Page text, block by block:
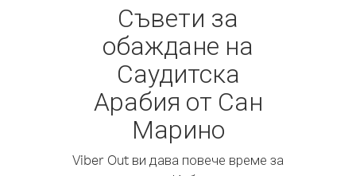
Съвети за
обаждане на
Саудитска
Арабия от Сан
Марино
Viber Out ви дава повече време за